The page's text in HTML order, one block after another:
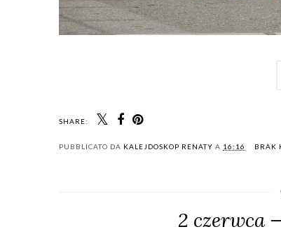
SHARE:
PUBBLICATO DA KALEJDOSKOP RENATY A 16:16 BRAK
2 czerwca